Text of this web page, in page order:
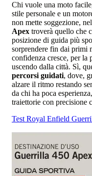
Chi vuole una moto
stile personale e un
non mette soggezione,
Apex troverà quello che
posizione di guida più
sorprendere fin dai primi
confidenza cresce, per
uscendo dalla città. Sì,
percorsi guidati, dove,
alzare il ritmo restando
da chi ha poca
traiettorie con precisione
Test Royal Enfield